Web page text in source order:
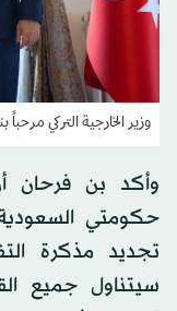
وزير الخارجية التركي
وأكد بن فرحان
حكومتي
تجديد مذكرة
سيتناول جميع